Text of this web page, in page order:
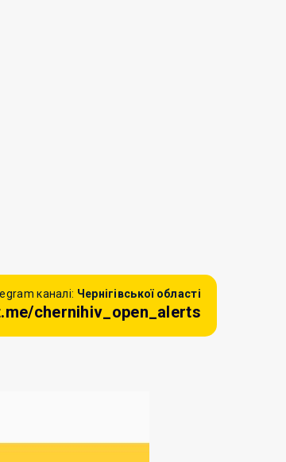
каналі: Чернігівської області
chernihiv_open_alerts